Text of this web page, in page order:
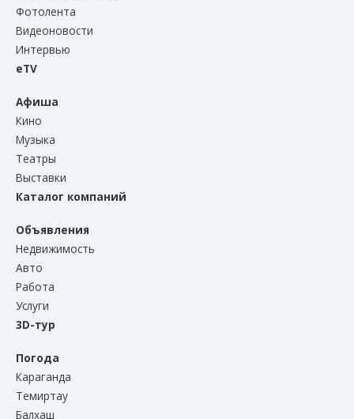
Фотолента
Видеоновости
Интервью
eTV
Афиша
Кино
Музыка
Театры
Выставки
Каталог компаний
Объявления
Недвижимость
Авто
Работа
Услуги
3D-тур
Погода
Караганда
Темиртау
Балхаш